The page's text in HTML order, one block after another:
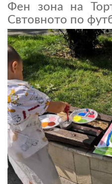
Фен зона на
Свтовното по